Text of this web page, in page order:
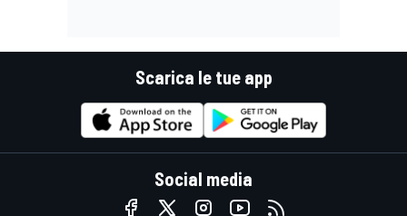
Scarica le tue app
Social media